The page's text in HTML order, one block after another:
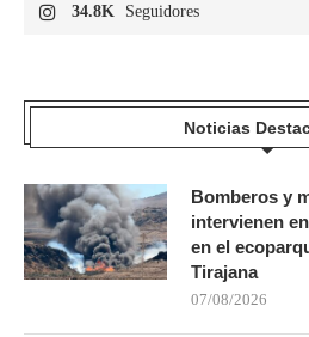
34.8K Seguidores
Noticias
Bomberos y
intervienen
en el
Tirajana
07/08/2026